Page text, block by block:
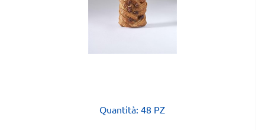
Quantità: 48 PZ